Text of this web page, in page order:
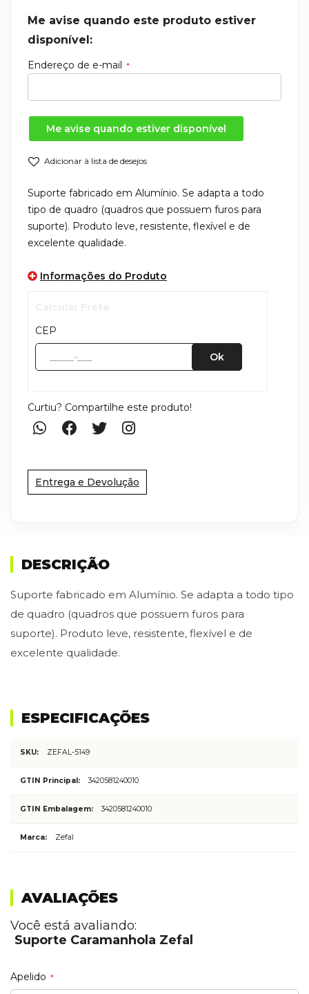
Me avise quando este produto estiver
disponível:
Endereço de e-mail
Me avise quando estiver disponível
Adicionar à lista de desejos
Suporte fabricado em Alumínio. Se adapta a todo
tipo de quadro (quadros que possuem furos para
suporte). Produto leve, resistente, flexível e de
excelente qualidade.
Informações do Produto
CEP
Ok
Curtiu? Compartilhe este produto!
Entrega e Devolução
DESCRIÇÃO
Suporte fabricado em Alumínio. Se adapta a todo tipo
de quadro (quadros que possuem furos para
suporte). Produto leve, resistente, flexível e de
excelente qualidade.
ESPECIFICAÇÕES
Mais
ZEFAL-5149
3420581240010
3420581240010
Zefal
AVALIAÇÕES
Você está avaliando:
Suporte Caramanhola Zefal
Apelido